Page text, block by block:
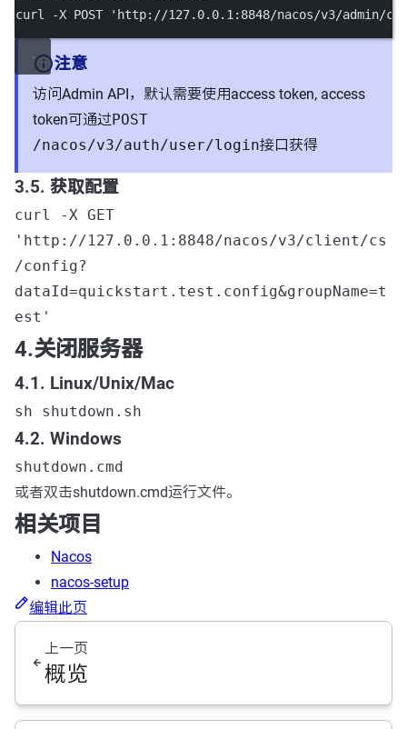
curl
-X POST 'http://127.0.0.1:8848/nacos/v3/admin/
注意
访问Admin API，默认需要使用access token, access
token可通过POST
/nacos/v3/auth/user/login接口获得
3.5. 获取配置
curl -X GET
'http://127.0.0.1:8848/nacos/v3/client/cs
/config?
dataId=quickstart.test.config&groupName=t
est'
4.关闭服务器
4.1. Linux/Unix/Mac
sh shutdown.sh
4.2. Windows
shutdown.cmd
或者双击shutdown.cmd运行文件。
相关项目
Nacos
nacos-setup
编辑此页
上一页
概览